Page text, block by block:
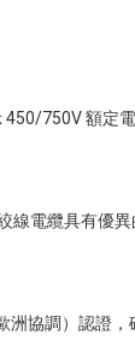
750V 額定
線電纜具有優
協調）認證